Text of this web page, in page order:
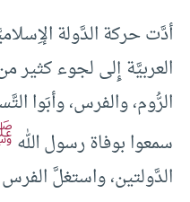
أدَّت حركة الدَّولة
العربيَّة إِلى لجوء كثير
الرُّوم، والفرس، وأبَوا
سمعوا بوفاة رسول الله
الدَّولتين، واستغلَّ